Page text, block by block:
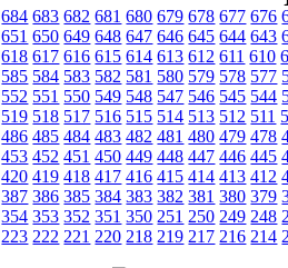
684 683 682 681 680 679 678 677 676
651 650 649 648 647 646 645 644 643
618 617 616 615 614 613 612 611 610
585 584 583 582 581 580 579 578 577
552 551 550 549 548 547 546 545 544
519 518 517 516 515 514 513 512 511
486 485 484 483 482 481 480 479 478
453 452 451 450 449 448 447 446 445
420 419 418 417 416 415 414 413 412
387 386 385 384 383 382 381 380 379
354 353 352 351 350 251 250 249 248
223 222 221 220 218 219 217 216 214